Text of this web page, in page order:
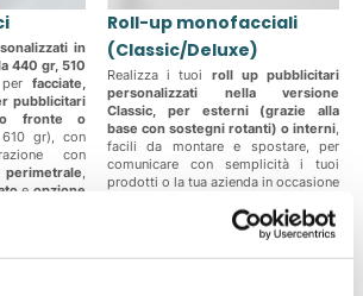
in
440 gr, 510
facciate,
pubblicitari
fronte o
gr), con
con
,
e opzione
Roll-up monofacciali
(Classic/Deluxe)
Realizza i tuoi roll up pubblicitari
personalizzati nella versione
Classic, per esterni (grazie alla
base con sostegni rotanti) o interni,
facili da montare e spostare, per
comunicare con semplicità i tuoi
prodotti o la tua azienda in occasione
versione Rollup
Deluxe, più eleganti e ideali per